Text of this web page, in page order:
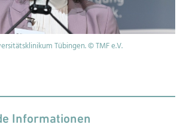
Tübingen. © TMF e.V.
Informationen